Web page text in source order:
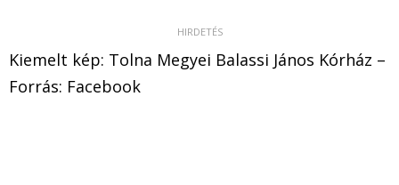
Kiemelt kép: Tolna Megyei Balassi János Kórház –
Forrás: Facebook